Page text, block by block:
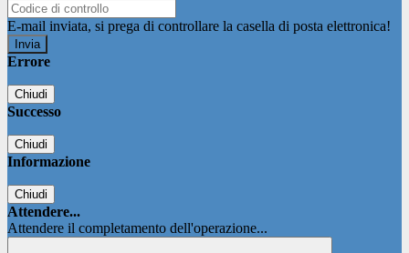
E-mail inviata, si prega di controllare la casella di posta elettronica!
Errore
Chiudi
Successo
Chiudi
Informazione
Chiudi
Attendere...
Attendere il completamento dell'operazione...